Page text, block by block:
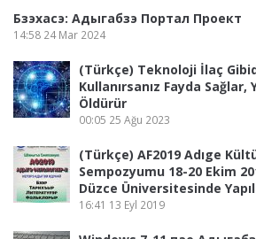
Бзэхасэ: Адыгабзэ Портал Проект
14:58 24 Mar 2024
(Türkçe) Teknoloji İlaç
Kullanırsanız Fayda Sağlar,
Öldürür
00:05 25 Ağu 2023
(Türkçe) AF2019 Adıge
Sempozyumu 18-20 Ekim
Düzce Üniversitesinde
16:41 13 Eyl 2019